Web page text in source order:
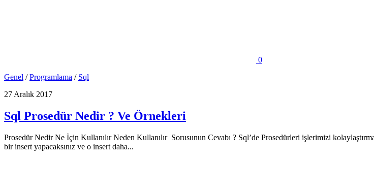
0
Genel /Programlama / Sql
27 Aralık 2017
Sql Prosedür Nedir ? Ve Örnekleri
Prosedür Nedir Ne İçin Kullanılır Neden Kullanılır Sorusunun Cevabı ? Sql’de Prosedürleri işlerimizi
bir insert yapacaksınız ve o insert daha...